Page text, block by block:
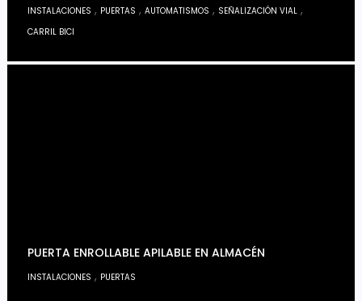
INSTALACIONES , PUERTAS ,AUTOMATISMOS , SEÑALIZACIÓN VIAL ,
CARRIL BICI
PUERTA ENROLLABLE APILABLE EN ALMACÉN
INSTALACIONES , PUERTAS